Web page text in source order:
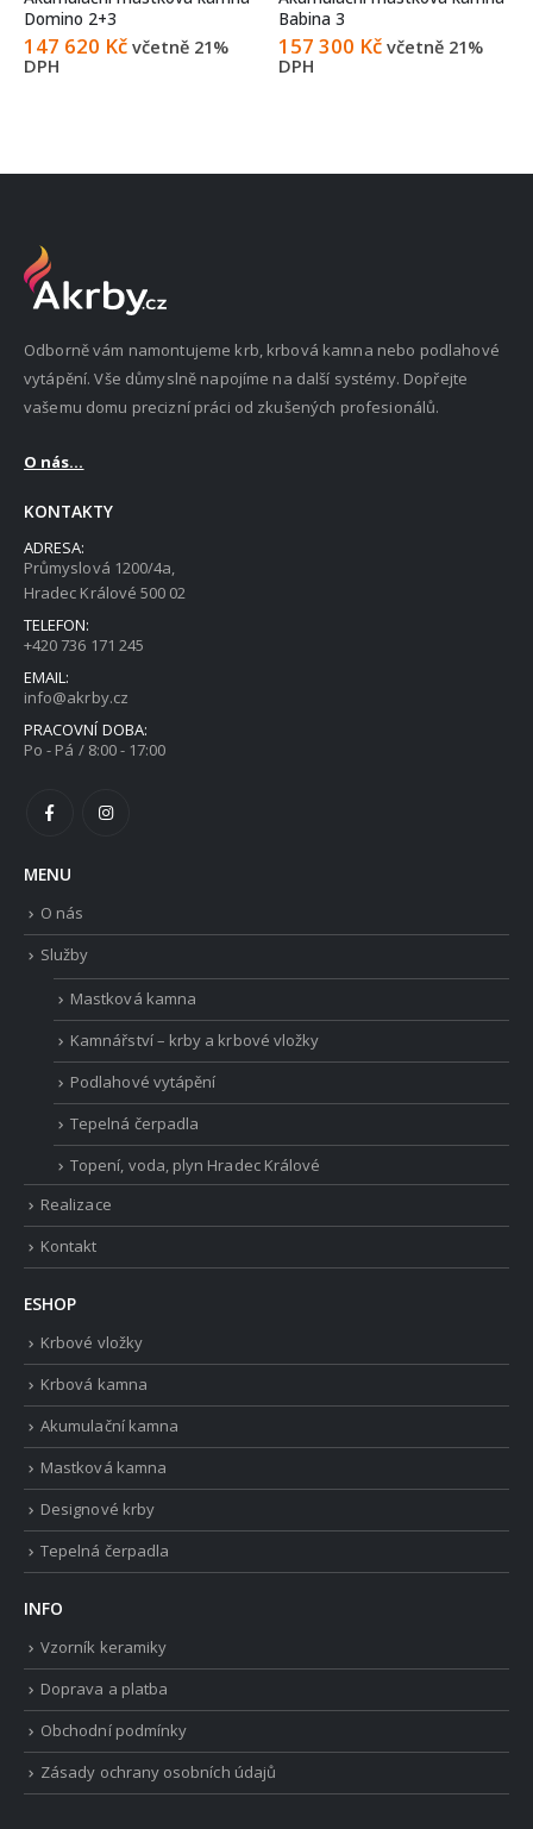
Domino 2+3
147 620 Kč včetně 21%
DPH
Babina 3
157 300 Kč včetně 21%
DPH
Odborně vám namontujeme krb, krbová kamna nebo podlahové
vytápění. Vše důmyslně napojíme na další systémy. Dopřejte
vašemu domu precizní práci od zkušených profesionálů.
O nás...
KONTAKTY
ADRESA:
Průmyslová 1200/4a,
Hradec Králové 500 02
TELEFON:
+420 736 171 245
EMAIL:
info@akrby.cz
PRACOVNÍ DOBA:
Po - Pá / 8:00 - 17:00
MENU
O nás
Služby
Mastková kamna
Kamnářství – krby a krbové vložky
Podlahové vytápění
Tepelná čerpadla
Topení, voda, plyn Hradec Králové
Realizace
Kontakt
ESHOP
Krbové vložky
Krbová kamna
Akumulační kamna
Mastková kamna
Designové krby
Tepelná čerpadla
INFO
Vzorník keramiky
Doprava a platba
Obchodní podmínky
Zásady ochrany osobních údajů